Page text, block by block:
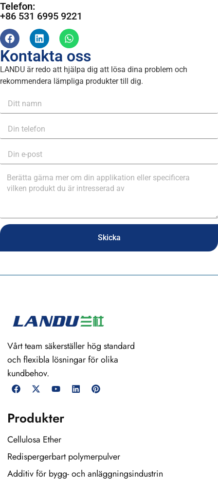
Telefon:
+86 531 6995 9221
Kontakta oss
LANDU är redo att hjälpa dig att lösa dina problem och
rekommendera lämpliga produkter till dig.
Skicka
Vårt team säkerställer hög standard
och flexibla lösningar för olika
kundbehov.
Produkter
Cellulosa Ether
Redispergerbart polymerpulver
Additiv för bygg- och anläggningsindustrin